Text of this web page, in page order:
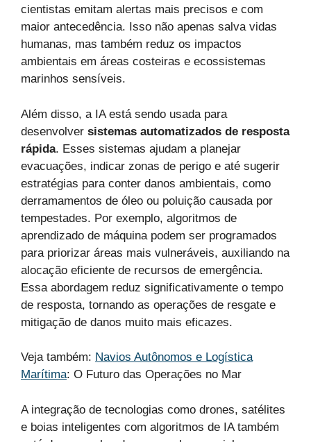
cientistas emitam alertas mais precisos e com
maior antecedência. Isso não apenas salva vidas
humanas, mas também reduz os impactos
ambientais em áreas costeiras e ecossistemas
marinhos sensíveis.
Além disso, a IA está sendo usada para
desenvolver sistemas automatizados de resposta
rápida. Esses sistemas ajudam a planejar
evacuações, indicar zonas de perigo e até sugerir
estratégias para conter danos ambientais, como
derramamentos de óleo ou poluição causada por
tempestades. Por exemplo, algoritmos de
aprendizado de máquina podem ser programados
para priorizar áreas mais vulneráveis, auxiliando na
alocação eficiente de recursos de emergência.
Essa abordagem reduz significativamente o tempo
de resposta, tornando as operações de resgate e
mitigação de danos muito mais eficazes.
Veja também: Navios Autônomos e Logística
Marítima: O Futuro das Operações no Mar
A integração de tecnologias como drones, satélites
e boias inteligentes com algoritmos de IA também